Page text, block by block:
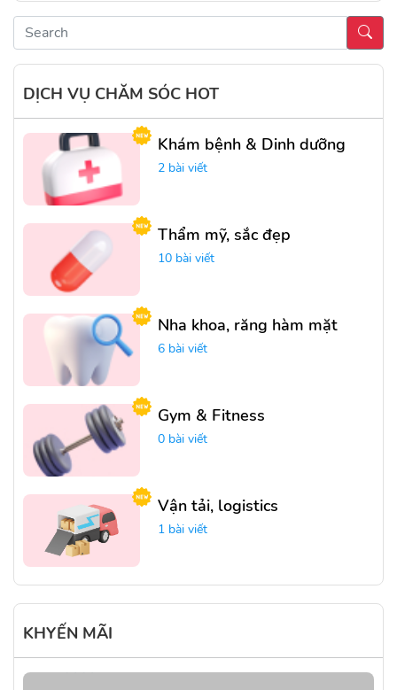
DỊCH VỤ CHĂM SÓC HOT
Khám bệnh & Dinh dưỡng
2 bài viết
Thẩm mỹ, sắc đẹp
10 bài viết
Nha khoa, răng hàm mặt
6 bài viết
Gym & Fitness
0 bài viết
Vận tải, logistics
1 bài viết
KHYẾN MÃI